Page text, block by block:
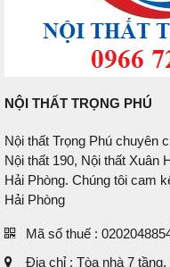
NỘI THẤT TRỌNG PHÚ
Nội thất Trọng Phú chuyên
Nội thất 190, Nội thất Xuân
Hải Phòng. Chúng tôi cam
Hải Phòng
Mã số thuế :
Địa chỉ : Tòa nhà 7